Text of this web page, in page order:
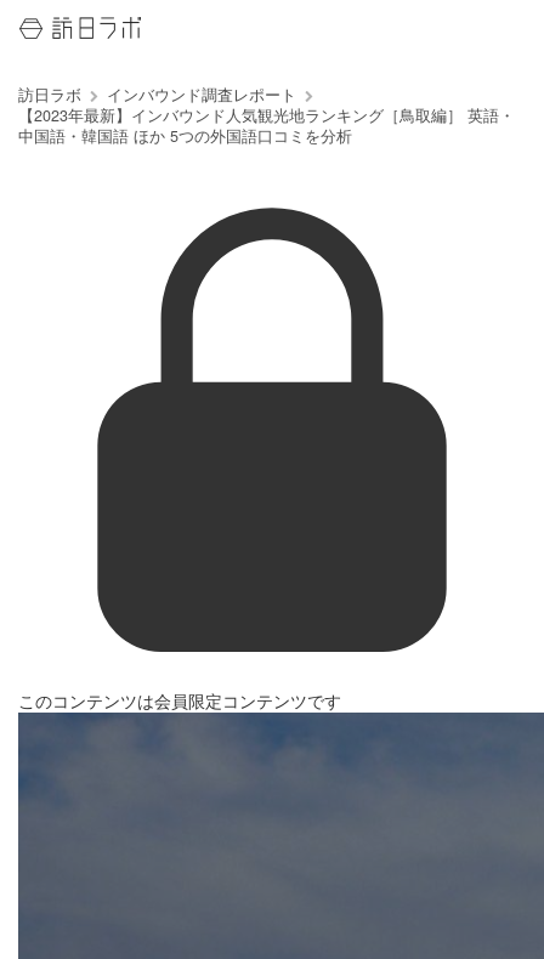
訪日ラボ
インバウンド調査レポート
【2023年最新】インバウンド人気観光地ランキング［鳥取編］ 英語・
中国語・韓国語 ほか 5つの外国語口コミを分析
このコンテンツは会員限定コンテンツです